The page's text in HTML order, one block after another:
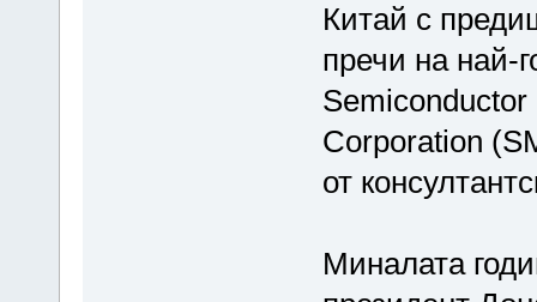
Китай с
пречи на най-
Corporation
от
Миналата